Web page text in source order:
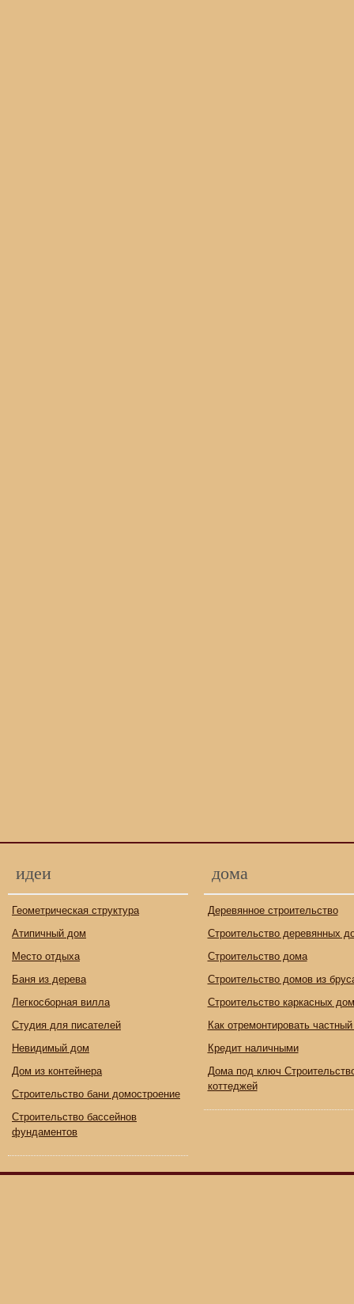
идеи
Геометрическая структура
Атипичный дом
Место отдыха
Баня из дерева
Легкосборная вилла
Студия для писателей
Невидимый дом
Дом из контейнера
Строительство бани домостроение
Строительство бассейнов
фундаментов
дома
Деревянное строительство
Строительство деревянных
Строительство дома
Строительство домов из
Строительство каркасных
Как отремонтировать
Кредит наличными
Дома под ключ
коттеджей